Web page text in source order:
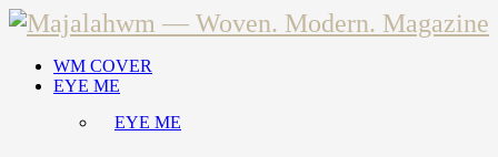
WM COVER
EYE ME
EYE ME